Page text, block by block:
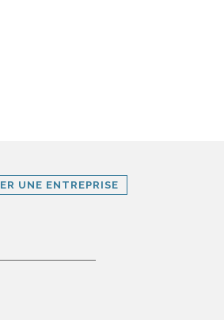
UNE ENTREPRISE